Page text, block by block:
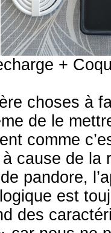
+
choses à
de le
comme
cause de la
pandore,
est
des